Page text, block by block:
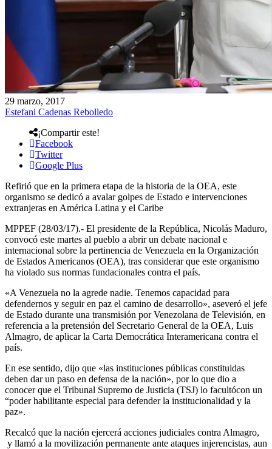
29 marzo, 2017
Estefani Cadenas Rebolledo
¡Compartir este!
Facebook
Twitter
Google Plus
Refirió que en la primera etapa de la historia de la OEA, este
organismo se dedicó a avalar golpes de Estado e intervenciones
extranjeras en América Latina y el Caribe
MPPEF (28/03/17).- El presidente de la República, Nicolás Maduro,
convocó este martes al pueblo a abrir un debate nacional e
internacional sobre la pertinencia de Venezuela en la Organización
de Estados Americanos (OEA), tras considerar que este organismo
ha violado sus normas fundacionales contra el país.
«A Venezuela no la agrede nadie. Tenemos capacidad para
defendernos y seguir en paz el camino de desarrollo», aseveró el jefe
de Estado durante una transmisión por Venezolana de Televisión, en
referencia a la pretensión del Secretario General de la OEA, Luis
Almagro, de aplicar la Carta Democrática Interamericana contra el
país.
En ese sentido, dijo que «las instituciones públicas constituidas
deben dar un paso en defensa de la nación», por lo que dio a
conocer que el Tribunal Supremo de Justicia (TSJ) lo facultócon un
“poder habilitante especial para defender la institucionalidad y la
paz».
Recalcó que la nación ejercerá acciones judiciales contra Almagro,
y llamó a la movilización permanente ante ataques injerencistas, aun